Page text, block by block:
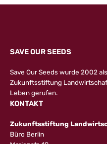
SAVE OUR SEEDS
Save Our Seeds wurde 2002
Zukunftsstiftung
Leben gerufen.
KONTAKT
Zukunftsstiftung
Büro Berlin